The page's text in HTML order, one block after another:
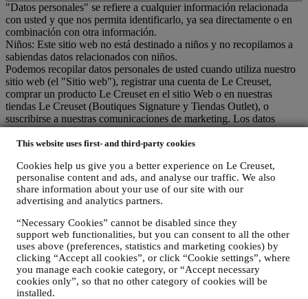
This website uses first- and third-party cookies
Cookies help us give you a better experience on Le Creuset,
personalise content and ads, and analyse our traffic. We also
share information about your use of our site with our
advertising and analytics partners.
“Necessary Cookies” cannot be disabled since they
support web functionalities, but you can consent to all the other
uses above (preferences, statistics and marketing cookies) by
clicking “Accept all cookies”, or click “Cookie settings”, where
you manage each cookie category, or “Accept necessary
cookies only”, so that no other category of cookies will be
installed.
"Datos personales" se refiere a cualquier información relacionada
con usted y que nos permita identificarlo, ya sea directamente o en
combinación con otra información.
Niños: Este sitio web no está destinado a niños y no recopilamos a
sabiendas datos relacionados con niños.
Podemos recopilar datos personales de usted cuando utiliza nuestro
sitio web (el "Sitio web"), registrar una cuenta de Le Creuset,
comprar un producto Le Creuset en el sitio Web o en nuestras
tiendas Le Creuset (Boutiques Signature y Tiendas Outlet), o
suscribirse a nuestras comunicaciones de marketing. Los datos
personales pueden referirse a:
nacimiento y otros datos de contacto (dirección, número de
teléfono y dirección de correo electrónico), para registrar una
cuenta de Le Creuset o comprar como usuario invitado, o para
suscribirse a nuestras comunicaciones de marketing
sus datos de compra, por ejemplo, fecha y hora de compra,
datos de entrega, datos de productos y pagos y detalles, para
la gestión de sus pedidos.
datos sobre su historial de navegación en línea (por ejemplo,
identificadores en línea - como su dirección IP, versión del
navegador, sistema operativo, duración de la visita, usuario